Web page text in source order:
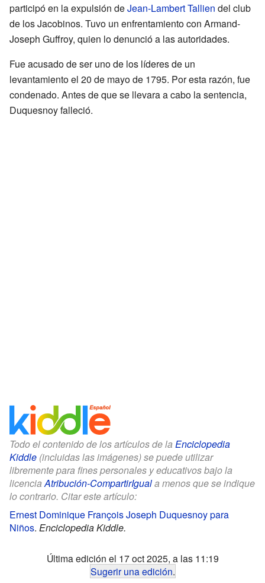
participó en la expulsión deJean-Lambert Tallien del club
de los Jacobinos. Tuvo un enfrentamiento con Armand-
Joseph Guffroy, quien lo denunció a las autoridades.
Fue acusado de ser uno de los líderes de un
levantamiento el 20 de mayo de 1795. Por esta razón, fue
condenado. Antes de que se llevara a cabo la sentencia,
Duquesnoy falleció.
Todo el contenido de los artículos de la Enciclopedia
Kiddle (incluidas las imágenes) se puede utilizar
libremente para fines personales y educativos bajo la
licencia Atribución-CompartirIguala menos que se indique
lo contrario. Citar este artículo:
Ernest Dominique François Joseph Duquesnoy para
Niños. Enciclopedia Kiddle.
Última edición el 17 oct 2025, a las 11:19
Sugerir una edición.